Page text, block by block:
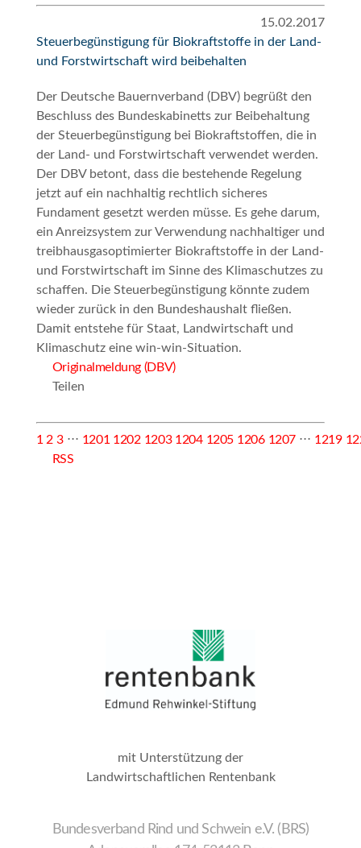
15.02.2017
Steuerbegünstigung für Biokraftstoffe in der Land-
und Forstwirtschaft wird beibehalten
Der Deutsche Bauernverband (DBV) begrüßt den
Beschluss des Bundeskabinetts zur Beibehaltung
der Steuerbegünstigung bei Biokraftstoffen, die in
der Land- und Forstwirtschaft verwendet werden.
Der DBV betont, dass die bestehende Regelung
jetzt auf ein nachhaltig rechtlich sicheres
Fundament gesetzt werden müsse. Es gehe darum,
ein Anreizsystem zur Verwendung nachhaltiger und
treibhausgasoptimierter Biokraftstoffe in der Land-
und Forstwirtschaft im Sinne des Klimaschutzes zu
schaffen. Die Steuerbegünstigung könnte zudem
wieder zurück in den Bundeshaushalt fließen.
Damit entstehe für Staat, Landwirtschaft und
Klimaschutz eine win-win-Situation.
Originalmeldung (DBV)
Teilen
1 2 3⋅⋅⋅ 1201 1202 1203 1204 1205 1206 1207 ⋅⋅⋅ 1219
RSS
mit Unterstützung der
Landwirtschaftlichen Rentenbank
Bundesverband Rind und Schwein e.V. (BRS)